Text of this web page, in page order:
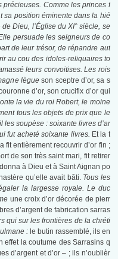
Comme les princes f
sa position éminente dans la hié
Dieu, l’Église du XI° siècle, se
persuade les seigneurs de co
de leur trésor, de répandre aut
au cou des idoles-reliquaires to
leurs convoitises. Les rois
lègueson sceptre d’or, sa s
d’or, son crucifix d’or qui
la vie du roi Robert, le moine
tous les objets de prix que le
les soupèse : soixante livres d’ar
fut acheté soixante livres. Et la t
fit entièrement recouvrir d’or fin ;
de son très saint mari, fit retirer
à Dieu et à Saint Aignan po
qu’elle avait bâti.Tous les
la largesse royale. Le duc
une croix d’or décorée de pierr
d’argent de fabrication sarras
qui sur les frontières de la chréti
: le butin rassemblé, ils en
effet la coutume des Sarrasins q
d’argent et d’or – ; ils n’oublièr